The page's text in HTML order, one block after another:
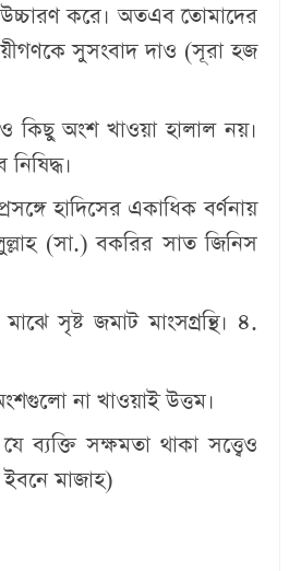
করে। অতএব তোমাদের
সুসংবাদ দাও (সূরা হজ
কিছু অংশ খাওয়া হালাল নয়।
হাদিসের একাধিক বর্ণনায়
(সা.) বকরির সাত জিনিস
সৃষ্ট জমাট মাংসগ্রন্থি। ৪.
না খাওয়াই উত্তম।
ব্যক্তি সক্ষমতা থাকা সত্ত্বেও
মাজাহ)